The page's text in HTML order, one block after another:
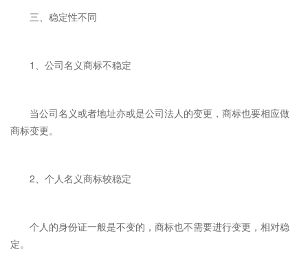
三、稳定性不同
1、公司名义商标不稳定
当公司名义或者地址亦或是公司法人的变更，商标也要相应做
商标变更。
2、个人名义商标较稳定
个人的身份证一般是不变的，商标也不需要进行变更，相对稳
定。